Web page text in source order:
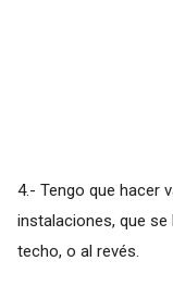
4.- Tengo que hacer
instalaciones, que
techo, o al revés.